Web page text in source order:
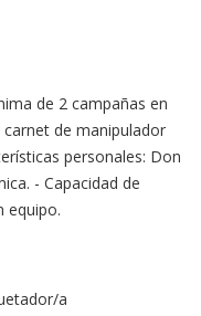
de 2 campañas en
de manipulador
personales: Don
- Capacidad de
equipo.
a